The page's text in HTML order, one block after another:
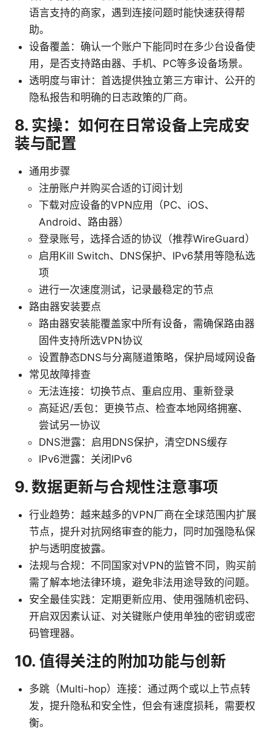
语言支持的商家，遇到连接问题时能快速获得帮
助。
设备覆盖：确认一个账户下能同时在多少台设备使
用，是否支持路由器、手机、PC等多设备场景。
透明度与审计：首选提供独立第三方审计、公开的
隐私报告和明确的日志政策的厂商。
8. 实操：如何在日常设备上完成安
装与配置
通用步骤
注册账户并购买合适的订阅计划
下载对应设备的VPN应用（PC、iOS、
Android、路由器）
登录账号，选择合适的协议（推荐WireGuard）
启用Kill Switch、DNS保护、IPv6禁用等隐私选
项
进行一次速度测试，记录最稳定的节点
路由器安装要点
路由器安装能覆盖家中所有设备，需确保路由器
固件支持所选VPN协议
设置静态DNS与分离隧道策略，保护局域网设备
常见故障排查
无法连接：切换节点、重启应用、重新登录
高延迟/丢包：更换节点、检查本地网络拥塞、
尝试另一协议
DNS泄露：启用DNS保护，清空DNS缓存
IPv6泄露：关闭IPv6
9. 数据更新与合规性注意事项
行业趋势：越来越多的VPN厂商在全球范围内扩展
节点，提升对抗网络审查的能力，同时加强隐私保
护与透明度披露。
法规与合规：不同国家对VPN的监管不同，购买前
需了解本地法律环境，避免非法用途导致的问题。
安全最佳实践：定期更新应用、使用强随机密码、
开启双因素认证、对关键账户使用单独的密钥或密
码管理器。
10. 值得关注的附加功能与创新
多跳（Multi-hop）连接：通过两个或以上节点转
发，提升隐私和安全性，但会有速度损耗，需要权
衡。